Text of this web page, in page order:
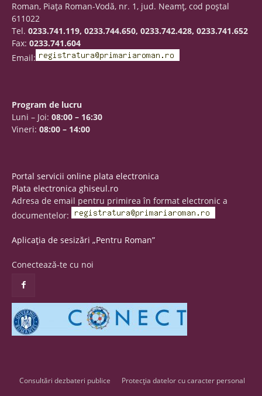
Roman, Piaţa Roman-Vodă, nr. 1, jud. Neamţ, cod poştal
611022
Tel. 0233.741.119, 0233.744.650, 0233.742.428, 0233.741.652
Fax: 0233.741.604
Email:
Program de lucru
Luni – Joi: 08:00 – 16:30
Vineri: 08:00 – 14:00
Portal servicii online plata electronica
Plata electronica ghiseul.ro
Adresa de email pentru primirea în format electronic a
documentelor:
Aplicația de sesizări „Pentru Roman”
Conectează-te cu noi
Consultări dezbateri publice Protecția datelor cu caracter personal